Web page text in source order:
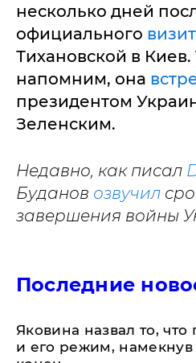
несколько дней
официального
Тихановской в Киев.
напомним, она
президентом
Зеленским.
Недавно, как писал
Буданов озвучил
завершения войны
Последние
Яковина назвал то, что
и его режим, намекнув